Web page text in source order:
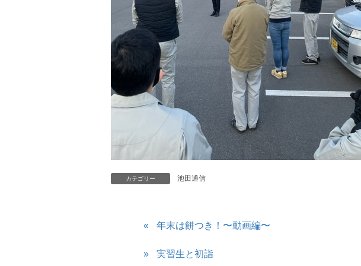
カテゴリー 池田通信
年末は餅つき！〜動画編〜
実習生と初詣